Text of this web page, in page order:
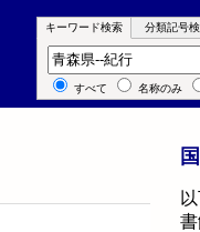
キーワード検索 分類記号
キーワード検索
すべて 名称のみ